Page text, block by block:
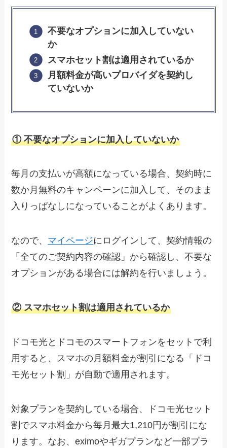
不要なオプションに加入していない
か
スマホセット割は適用されているか
月額料金が高いプロバイダを契約し
ていないか
① 不要なオプションに加入していないか
毎月の支払いが高額になっている場合、契約時に
数か月無料のキャンペーンに加入して、そのまま
入りっぱなしになっていることがよくあります。
なので、 マイページにログインして、契約情報の
「全てのご契約内容の確認」から確認し、不要な
オプションがある場合には解約を行いましょう。
② スマホセット割は適用されているか
ドコモ光とドコモのスマートフォンをセットで利
用すると、スマホの月額料金が割引になる「ドコ
モ光セット割」が自動で適用されます。
対象プランを契約している場合、ドコモ光セット
割でスマホ料金から毎月最大1,210円が割引にな
ります。なお、eximoやギガプランなど一部プラ